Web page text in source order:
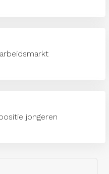
jongeren